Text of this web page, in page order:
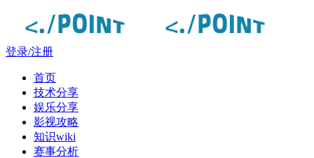
登录/注册
首页
技术分享
娱乐分享
影视攻略
知识wiki
赛事分析